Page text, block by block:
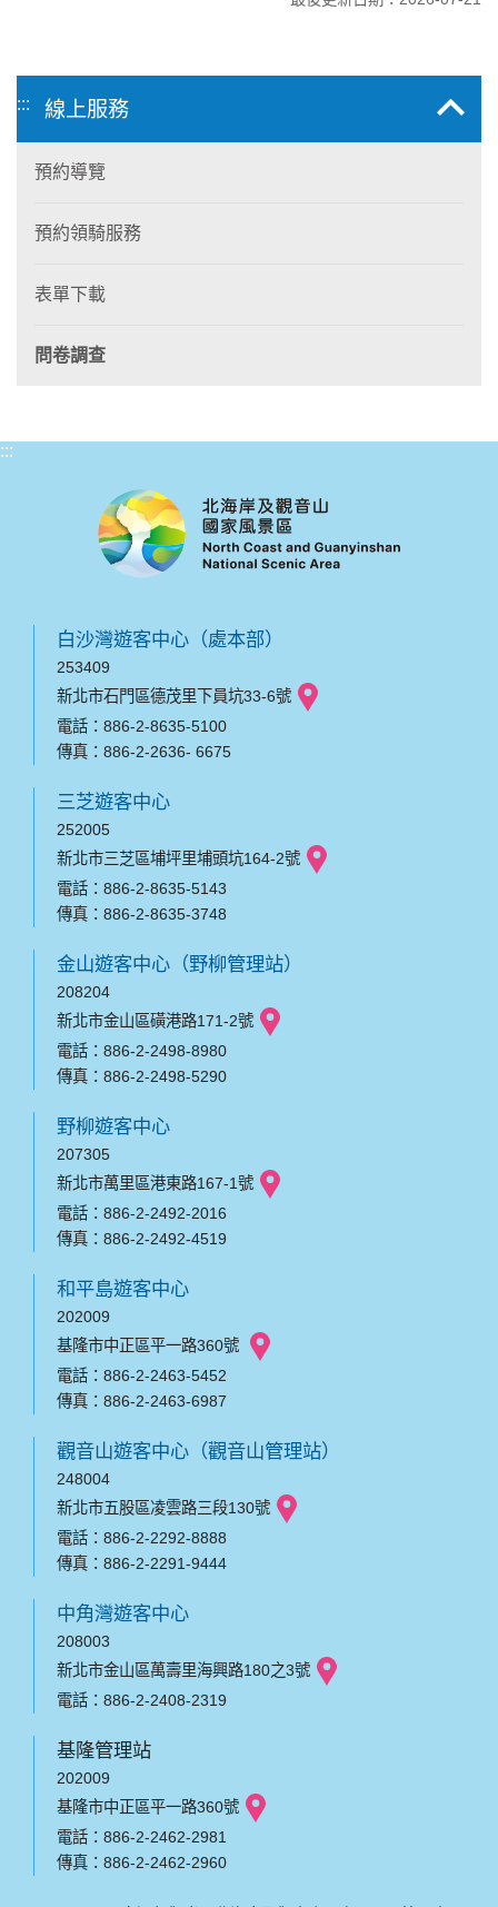
::: 線上服務
預約導覽
預約領騎服務
表單下載
問卷調查
:::
白沙灣遊客中心（處本部）
253409
新北市石門區德茂里下員坑33-6號
電話：886-2-8635-5100
傳真：886-2-2636- 6675
三芝遊客中心
252005
新北市三芝區埔坪里埔頭坑164-2號
電話：886-2-8635-5143
傳真：886-2-8635-3748
金山遊客中心（野柳管理站）
208204
新北市金山區磺港路171-2號
電話：886-2-2498-8980
傳真：886-2-2498-5290
野柳遊客中心
207305
新北市萬里區港東路167-1號
電話：886-2-2492-2016
傳真：886-2-2492-4519
和平島遊客中心
202009
基隆市中正區平一路360號
電話：886-2-2463-5452
傳真：886-2-2463-6987
觀音山遊客中心（觀音山管理站）
248004
新北市五股區凌雲路三段130號
電話：886-2-2292-8888
傳真：886-2-2291-9444
中角灣遊客中心
208003
新北市金山區萬壽里海興路180之3號
電話：886-2-2408-2319
基隆管理站
202009
基隆市中正區平一路360號
電話：886-2-2462-2981
傳真：886-2-2462-2960